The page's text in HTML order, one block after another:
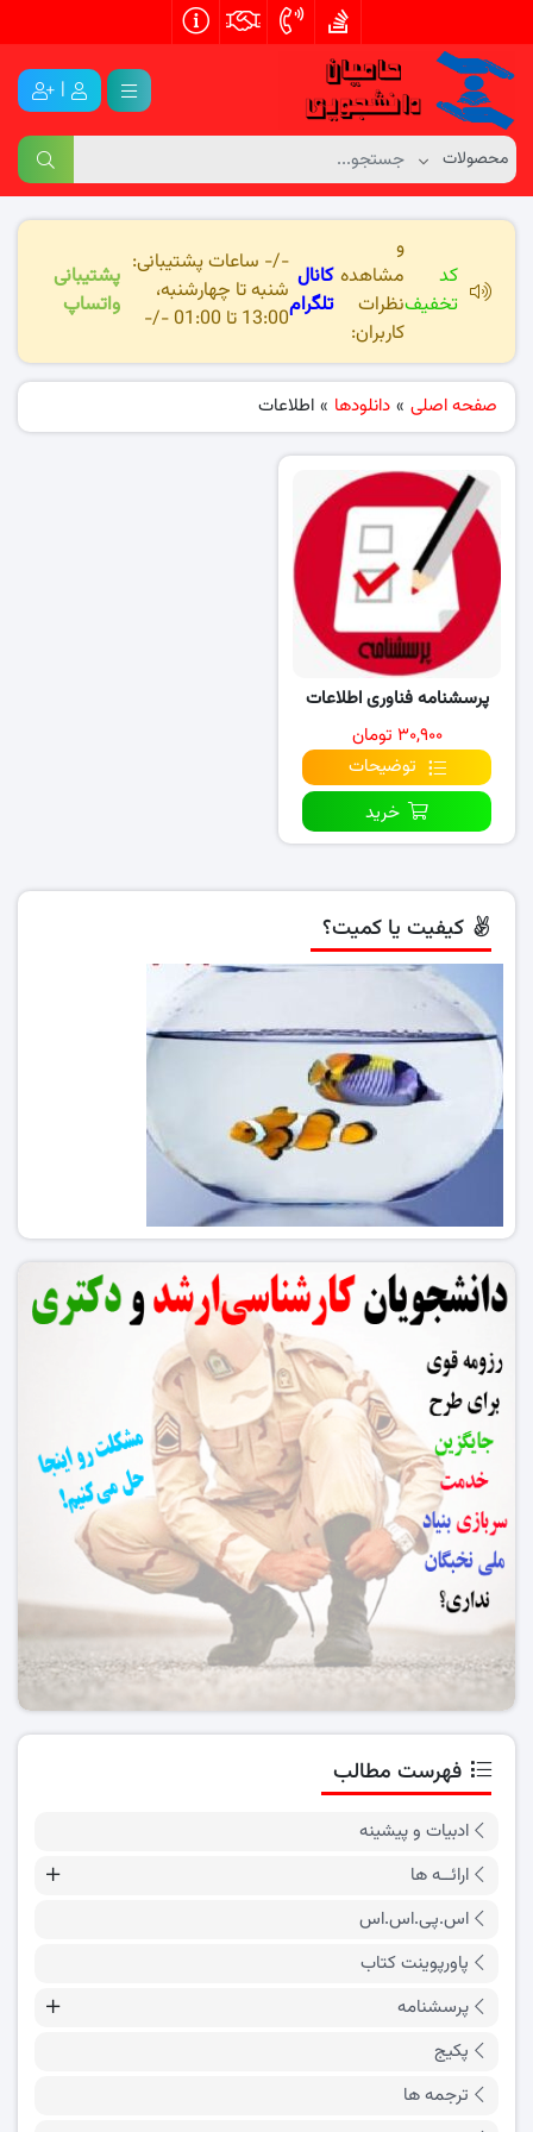
|
کد
تخفیف
و
مشاهده
نظرات
کاربران:
کانال
تلگرام
-/- ساعات پشتیبانی:
شنبه تا چهارشنبه،
13:00 تا 01:00 -/-
پشتیبانی
واتساپ
صفحه اصلی » دانلودها » اطلاعات
پرسشنامه فناوری اطلاعات
۳۰,۹۰۰ تومان
توضیحات
خرید
کیفیت یا کمیت؟
فهرست مطالب
ادبیات و پیشینه
ارائــه ها
اس.پی.اس.اس
پاورپوینت کتاب
پرسشنامه
پکیج
ترجمه ها